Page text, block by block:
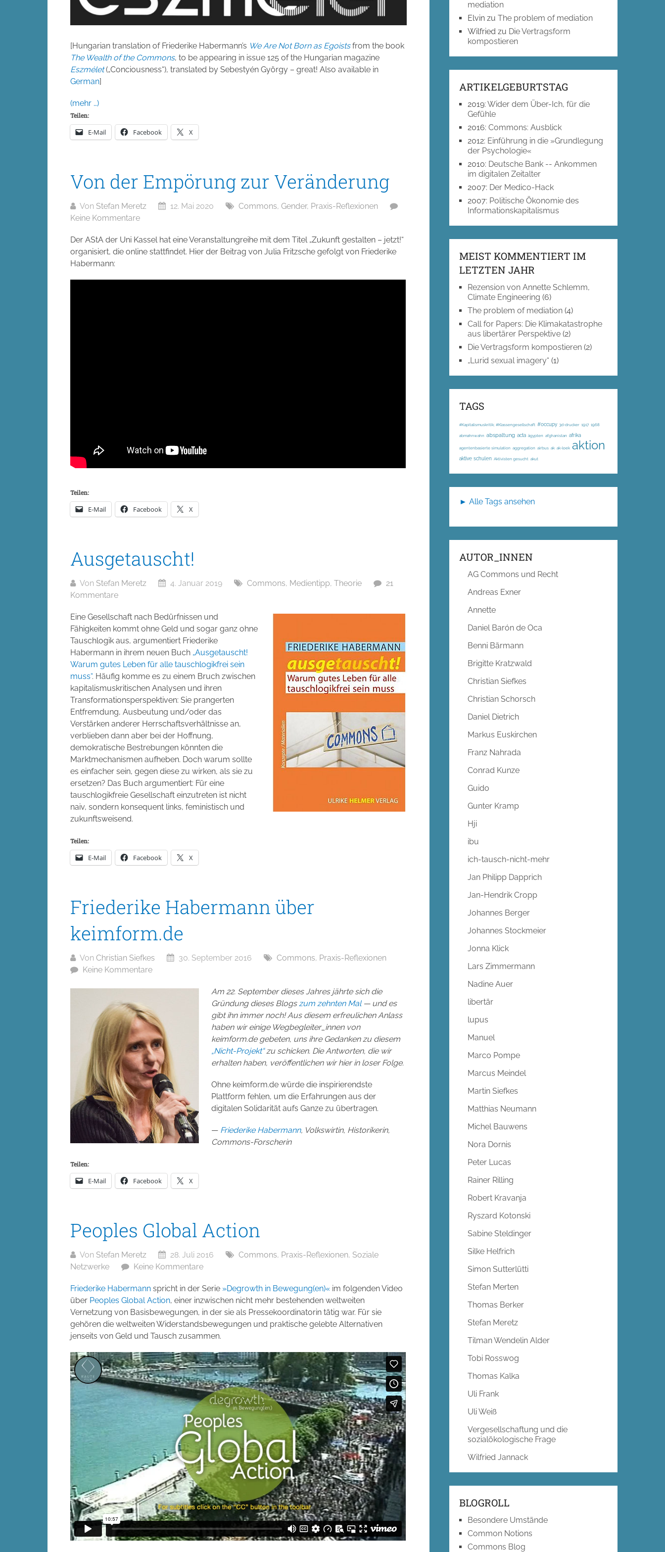
[Hungarian translation of Friederike Habermann’s We Are Not Born as Egoistsfrom the book
The Wealth of the Commons, to be appearing in issue 125 of the Hungarian magazine
Eszmélet(„Conciousness“), translated by Sebestyén György – great! Also available in
German]
(mehr …)
Teilen:
E-Mail Facebook X
Von der Empörung zur Veränderung
Von Stefan Meretz 12. Mai 2020 Commons, Gender, Praxis-Reflexionen
Keine Kommentare
Der AStA der Uni Kassel hat eine Veranstaltungreihe mit dem Titel „Zukunft gestalten – jetzt!“
organisiert, die online stattfindet. Hier der Beitrag von Julia Fritzsche gefolgt von Friederike
Habermann:
Teilen:
E-Mail Facebook X
Ausgetauscht!
Von Stefan Meretz 4. Januar 2019 Commons, Medientipp, Theorie
21
Kommentare
Eine Gesellschaft nach Bedürfnissen und
Fähigkeiten kommt ohne Geld und sogar ganz ohne
Tauschlogik aus, argumentiert Friederike
Habermann in ihrem neuen Buch „Ausgetauscht!
Warum gutes Leben für alle tauschlogikfrei sein
muss“. Häufig komme es zu einem Bruch zwischen
kapitalismuskritischen Analysen und ihren
Transformationsperspektiven: Sie prangerten
Entfremdung, Ausbeutung und/oder das
Verstärken anderer Herrschaftsverhältnisse an,
verblieben dann aber bei der Hoffnung,
demokratische Bestrebungen könnten die
Marktmechanismen aufheben. Doch warum sollte
es einfacher sein, gegen diese zu wirken, als sie zu
ersetzen? Das Buch argumentiert: Für eine
tauschlogikfreie Gesellschaft einzutreten ist nicht
naiv, sondern konsequent links, feministisch und
zukunftsweisend.
Teilen:
E-Mail Facebook X
Friederike Habermann über
keimform.de
Von Christian Siefkes 30. September 2016 Commons, Praxis-Reflexionen
Keine Kommentare
Am 22. September dieses Jahres jährte sich die
Gründung dieses Blogszum zehnten Mal— und es
gibt ihn immer noch! Aus diesem erfreulichen Anlass
haben wir einige Wegbegleiter_innen von
keimform.de gebeten, uns ihre Gedanken zu diesem
„Nicht-Projekt“zu schicken. Die Antworten, die wir
erhalten haben, veröffentlichen wir hier in loser Folge.
Ohne keimform.de würde die inspirierendste
Plattform fehlen, um die Erfahrungen aus der
digitalen Solidarität aufs Ganze zu übertragen.
— Friederike Habermann, Volkswirtin, Historikerin,
Commons-Forscherin
Teilen:
E-Mail Facebook X
Peoples Global Action
Von Stefan Meretz 28. Juli 2016 Commons, Praxis-Reflexionen, Soziale
Netzwerke
Keine Kommentare
Friederike Habermann spricht in der Serie »Degrowth in Bewegung(en)« im folgenden Video
über Peoples Global Action, einer inzwischen nicht mehr bestehenden weltweiten
Vernetzung von Basisbewegungen, in der sie als Pressekoordinatorin tätig war. Für sie
gehören die weltweiten Widerstandsbewegungen und praktische gelebte Alternativen
jenseits von Geld und Tausch zusammen.
mediation
Elvin zuThe problem of mediation
Wilfried zu Die Vertragsform
kompostieren
ARTIKELGEBURTSTAG
2019:Wider dem Über-Ich, für die
Gefühle
2016:Commons: Ausblick
2012: Einführung in die »Grundlegung
der Psychologie«
2010: Deutsche Bank -- Ankommen
im digitalen Zeitalter
2007: Der Medico-Hack
2007: Politische Ökonomie des
Informationskapitalismus
MEIST KOMMENTIERT IM
LETZTEN JAHR
Rezension von Annette Schlemm,
Climate Engineering (6)
The problem of mediation (4)
Call for Papers: Die Klimakatastrophe
aus libertärer Perspektive (2)
Die Vertragsform kompostieren (2)
„Lurid sexual imagery“ (1)
TAGS
#Kapitalismuskritik; #Klassengesellschaft #occupy 3d-drucker 1917 1968
abmahnwahn abspaltung acta ägypten afghanistan afrika
agentenbasierte simulation aggregation airbus ak ak-loek aktion
aktive schulen Aktivisten gesucht akut
► Alle Tags ansehen
AUTOR_INNEN
AG Commons und Recht
Andreas Exner
Annette
Daniel Barón de Oca
Benni Bärmann
Brigitte Kratzwald
Christian Siefkes
Christian Schorsch
Daniel Dietrich
Markus Euskirchen
Franz Nahrada
Conrad Kunze
Guido
Gunter Kramp
Hji
ibu
ich-tausch-nicht-mehr
Jan Philipp Dapprich
Jan-Hendrik Cropp
Johannes Berger
Johannes Stockmeier
Jonna Klick
Lars Zimmermann
Nadine Auer
libertär
lupus
Manuel
Marco Pompe
Marcus Meindel
Martin Siefkes
Matthias Neumann
Michel Bauwens
Nora Dornis
Peter Lucas
Rainer Rilling
Robert Kravanja
Ryszard Kotonski
Sabine Steldinger
Silke Helfrich
Simon Sutterlütti
Stefan Merten
Thomas Berker
Stefan Meretz
Tilman Wendelin Alder
Tobi Rosswog
Thomas Kalka
Uli Frank
Uli Weiß
Vergesellschaftung und die
sozialökologische Frage
Wilfried Jannack
BLOGROLL
Besondere Umstände
Common Notions
Commons Blog